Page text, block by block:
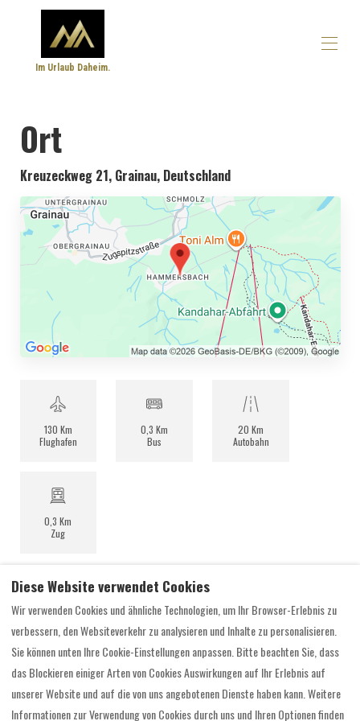
Im Urlaub Daheim.
Preise
Belegungskalender
Bewertungen
Kontakt
Ort
Kreuzeckweg 21, Grainau, Deutschland
130 Km
Flughafen
0,3 Km
Bus
20 Km
Autobahn
0,3 Km
Zug
Zugspitze - TOP OF GERMANY
Diese Website verwendet Cookies
Wir verwenden Cookies und ähnliche Technologien, um Ihr Browser-Erlebnis zu
verbessern, den Websiteverkehr zu analysieren und Inhalte zu personalisieren.
Sie können unten Ihre Cookie-Einstellungen anpassen. Bitte beachten Sie, dass
das Blockieren einiger Arten von Cookies Auswirkungen auf Ihr Erlebnis auf
unserer Website und auf die von uns angebotenen Dienste haben kann. Weitere
Informationen zur Verwendung von Cookies durch uns und Ihren Optionen finden